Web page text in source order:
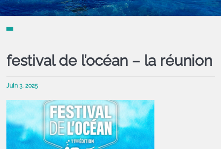
festival de l’océan – la réunion
Juin 3, 2025